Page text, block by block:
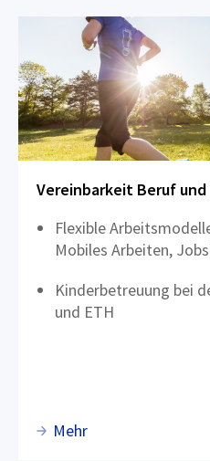
Vereinbarkeit Beruf
Flexible
Mobiles Arbeiten,
Kinderbetreuung bei
und ETH
Mehr